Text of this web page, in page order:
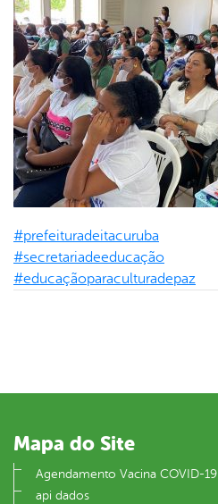
#prefeituradeitacuruba
#secretariadeeducação
#educaçãoparaculturadepaz
Mapa do Site
Agendamento Vacina COVID-19
api dados